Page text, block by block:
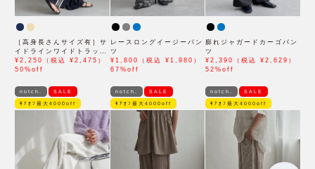
［高身長さんサイズ有］サ
イドラインワイドトラック
パンツ
¥2,250（税込 ¥2,475）
50%off
レースロングイージーパン
ツ
¥1,800（税込 ¥1,980）
67%off
膨れジャガードカーゴパン
ツ
¥2,390（税込 ¥2,629）
52%off
notch. SALE
ﾓｱｵﾌ最大4000off
notch. SALE
ﾓｱｵﾌ最大4000off
notch. SALE
ﾓｱｵﾌ最大4000off